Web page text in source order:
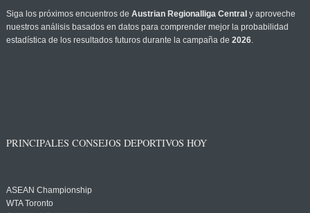
Siga los próximos encuentros de Austrian Regionalliga Central y aproveche
nuestros análisis basados en datos para comprender mejor la probabilidad
estadística de los resultados futuros durante la campaña de 2026.
PRINCIPALES CONSEJOS DEPORTIVOS HOY
ASEAN Championship
WTA Toronto